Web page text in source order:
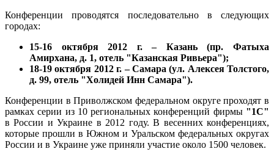
Конференции проводятся последовательно в следующих
городах:
15-16 октября 2012 г. – Казань (пр. Фатыха
Амирхана, д. 1, отель "Казанская Ривьера");
18-19 октября 2012 г. – Самара (ул. Алексея Толстого,
д. 99, отель "Холидей Инн Самара").
Конференции в Приволжском федеральном округе проходят в
рамках серии из 10 региональных конференций фирмы "1С"
в России и Украине в 2012 году. В весенних конференциях,
которые прошли в Южном и Уральском федеральных округах
России и в Украине уже приняли участие около 1500 человек.